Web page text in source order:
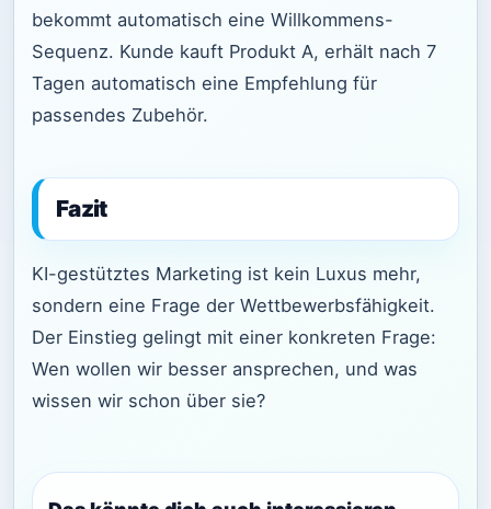
bekommt automatisch eine Willkommens-
Sequenz. Kunde kauft Produkt A, erhält nach 7
Tagen automatisch eine Empfehlung für
passendes Zubehör.
Fazit
KI-gestütztes Marketing ist kein Luxus mehr,
sondern eine Frage der Wettbewerbsfähigkeit.
Der Einstieg gelingt mit einer konkreten Frage:
Wen wollen wir besser ansprechen, und was
wissen wir schon über sie?